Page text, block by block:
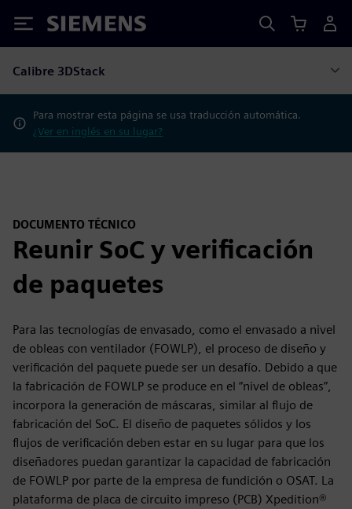
Siemens
Calibre 3DStack
Para mostrar esta página se usa traducción automática.
¿Ver en inglés en su lugar?
DOCUMENTO TÉCNICO
Reunir SoC y verificación
de paquetes
Para las tecnologías de envasado, como el envasado a nivel
de obleas con ventilador (FOWLP), el proceso de diseño y
verificación del paquete puede ser un desafío. Debido a que
la fabricación de FOWLP se produce en el “nivel de obleas”,
incorpora la generación de máscaras, similar al flujo de
fabricación del SoC. El diseño de paquetes sólidos y los
flujos de verificación deben estar en su lugar para que los
diseñadores puedan garantizar la capacidad de fabricación
de FOWLP por parte de la empresa de fundición o OSAT. La
plataforma de placa de circuito impreso (PCB) Xpedition®